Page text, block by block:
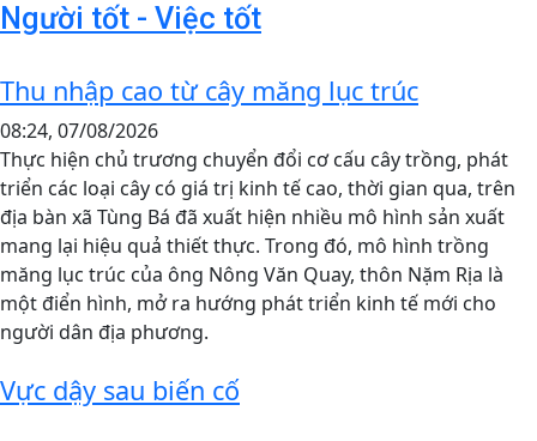
Người tốt - Việc tốt
Thu nhập cao từ cây măng lục trúc
08:24, 07/08/2026
Thực hiện chủ trương chuyển đổi cơ cấu cây trồng, phát
triển các loại cây có giá trị kinh tế cao, thời gian qua, trên
địa bàn xã Tùng Bá đã xuất hiện nhiều mô hình sản xuất
mang lại hiệu quả thiết thực. Trong đó, mô hình trồng
măng lục trúc của ông Nông Văn Quay, thôn Nặm Rịa là
một điển hình, mở ra hướng phát triển kinh tế mới cho
người dân địa phương.
Vực dậy sau biến cố